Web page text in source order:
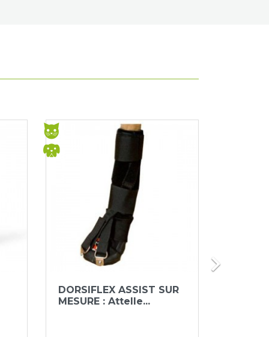
Aperçu rapide
DORSIFLEX ASSIST SUR
MESURE : Attelle...
